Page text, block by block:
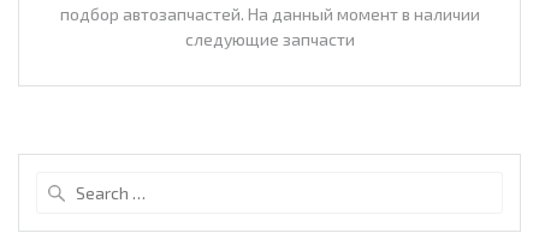
подбор автозапчастей. На данный момент в наличии
следующие запчасти